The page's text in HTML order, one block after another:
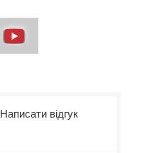
Написати відгук